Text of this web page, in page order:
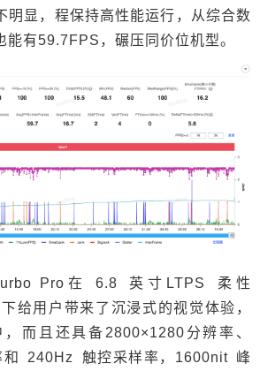
明显，程保持高性能运行，从综合数
能有59.7FPS，碾压同价位机型。
Pro在 6.8 英寸LTPS 柔性
给用户带来了沉浸式的视觉体验，
而且还具备2800×1280分辨率、
和 240Hz 触控采样率，1600nit 峰